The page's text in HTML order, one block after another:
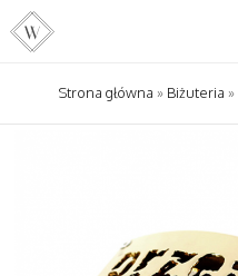
Strona główna » Biżuteria »